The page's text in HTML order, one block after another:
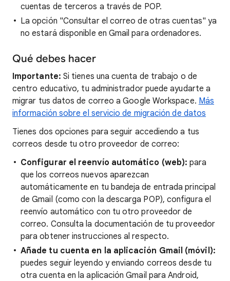
cuentas de terceros a través de POP.
La opción "Consultar el correo de otras cuentas" ya
no estará disponible en Gmail para ordenadores.
Qué debes hacer
Importante: Si tienes una cuenta de trabajo o de
centro educativo, tu administrador puede ayudarte a
migrar tus datos de correo a Google Workspace. Más
información sobre el servicio de migración de datos
Tienes dos opciones para seguir accediendo a tus
correos desde tu otro proveedor de correo:
Configurar el reenvío automático (web):para
que los correos nuevos aparezcan
automáticamente en tu bandeja de entrada principal
de Gmail (como con la descarga POP), configura el
reenvío automático con tu otro proveedor de
correo. Consulta la documentación de tu proveedor
para obtener instrucciones al respecto.
Añade tu cuenta en la aplicación Gmail (móvil):
puedes seguir leyendo y enviando correos desde tu
otra cuenta en la aplicación Gmail para Android,